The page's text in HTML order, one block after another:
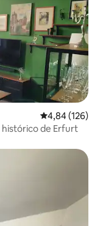
4,84 de uma
4,84 (126)
de Erfurt